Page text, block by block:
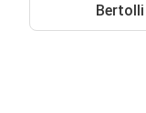
Bertolli